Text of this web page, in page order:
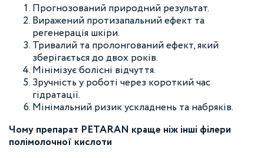
Прогнозований природний результат.
Виражений протизапальний ефект та
регенерація шкіри.
Тривалий та пролонгований ефект, який
зберігається до двох років.
Мінімізує болісні відчуття.
Зручність у роботі через короткий час
гідратації.
Мінімальний ризик ускладнень та набряків.
Чому препарат PETARAN краще ніж інші філери
полімолочної кислоти